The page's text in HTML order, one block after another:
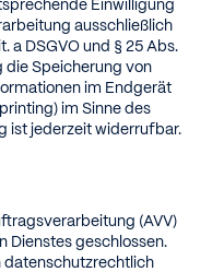
Einwilligung
ausschließlich
a DSGVO und § 25 Abs.
die Speicherung von
im Endgerät
im Sinne des
ist jederzeit widerrufbar.
(AVV)
Dienstes geschlossen.
datenschutzrechtlich